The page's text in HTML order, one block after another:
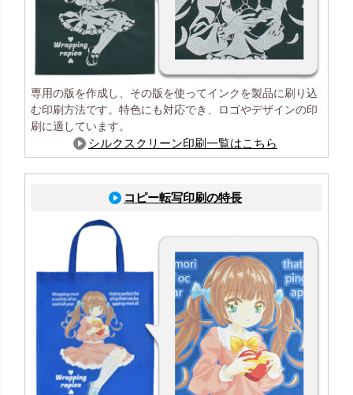
専用の版を作成し、その版を使ってインクを製品に刷り込
む印刷方法です。特色にも対応でき、ロゴやデザインの印
刷に適しています。
シルクスクリーン印刷一覧はこちら
コピー転写印刷の特長